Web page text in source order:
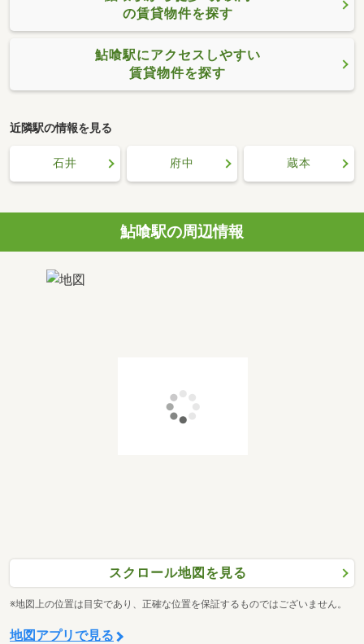
の賃貸物件を探す
鮎喰駅にアクセスしやすい
賃貸物件を探す
近隣駅の情報を見る
石井 府中 蔵本
鮎喰駅の周辺情報
スクロール地図を見る
※地図上の位置は目安であり、正確な位置を保証するものではございません。
地図アプリで見る